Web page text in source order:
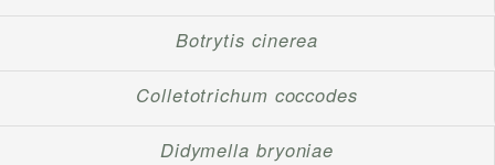
Botrytis cinerea
Colletotrichum coccodes
Didymella bryoniae